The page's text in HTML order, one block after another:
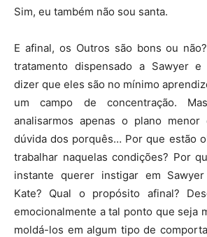
Sim, eu também não sou santa.
E afinal, os Outros são bons ou
tratamento dispensado a Sawyer e
dizer que eles são no mínimo
um campo de concentração.
analisarmos apenas o plano
dúvida dos porquês… Por que estão
trabalhar naquelas condições? Por
instante querer instigar em
Kate? Qual o propósito afinal?
emocionalmente a tal ponto que seja
moldá-los em algum tipo de